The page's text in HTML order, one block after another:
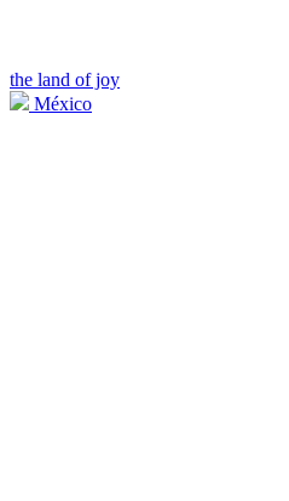
the land of joy
México